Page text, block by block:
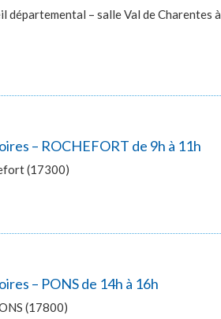
départemental – salle Val de Charentes à
– ROCHEFORT de 9h à 11h
(17300)
– PONS de 14h à 16h
(17800)